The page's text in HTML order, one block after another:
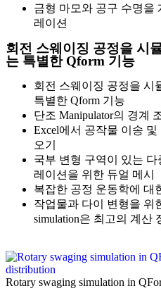
금형 마모와 공구 수명을
레이션
회전 스웨이징 공정을 시
는 특별한 Qform 기능
회전 스웨이징 공정을 시
특별한 Qform 기능
단조 Manipulator의 경계
Excel에서 공작물 이송
오기
국부 변형 구역이 있는
레이션을 위한 듀얼 메시
복잡한 공정 운동학에 대
작업물과 다이 변형을 위
simulation은 최고의 계산
Rotary swaging simulation in